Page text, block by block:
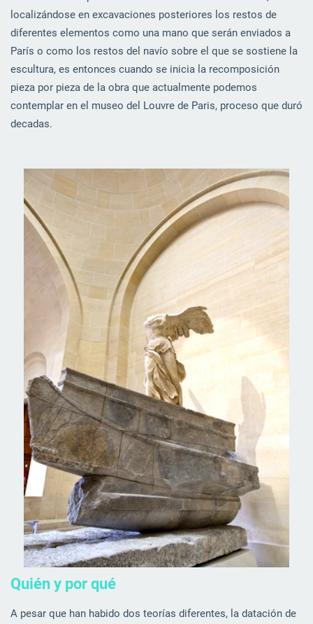
localizándose en excavaciones posteriores los restos de
diferentes elementos como una mano que serán enviados a
París o como los restos del navío sobre el que se sostiene la
escultura, es entonces cuando se inicia la recomposición
pieza por pieza de la obra que actualmente podemos
contemplar en el museo del Louvre de Paris, proceso que duró
decadas.
Quién y por qué
A pesar que han habido dos teorías diferentes, la datación de